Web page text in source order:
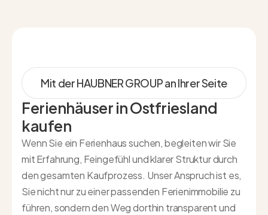
Mit der HAUBNER GROUP an Ihrer Seite
Ferienhäuser in Ostfriesland
kaufen
Wenn Sie ein Ferienhaus suchen, begleiten wir Sie
mit Erfahrung, Feingefühl und klarer Struktur durch
den gesamten Kaufprozess. Unser Anspruch ist es,
Sie nicht nur zu einer passenden Ferienimmobilie zu
führen, sondern den Weg dorthin transparent und